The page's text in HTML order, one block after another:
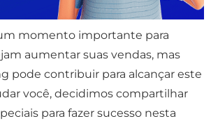
momento importante para
aumentar suas vendas, mas
pode contribuir para alcançar este
você, decidimos compartilhar
para fazer sucesso nesta